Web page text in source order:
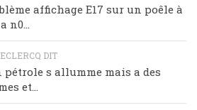
affichage E17 sur un poêle à
n0...
DIT
pétrole s allumme mais a des
et...